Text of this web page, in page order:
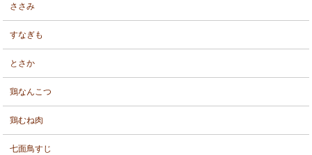
ささみ
すなぎも
とさか
鶏なんこつ
鶏むね肉
七面鳥すじ